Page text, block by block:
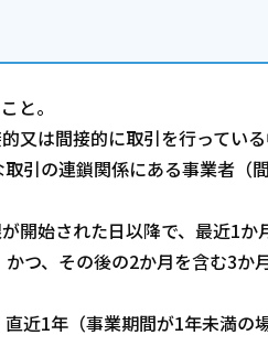
と。
又は間接的に取引を行ってい
引の連鎖関係にある事業者
開始された日以降で、最近1
つ、その後の2か月を含む3
近1年（事業期間が1年未満の